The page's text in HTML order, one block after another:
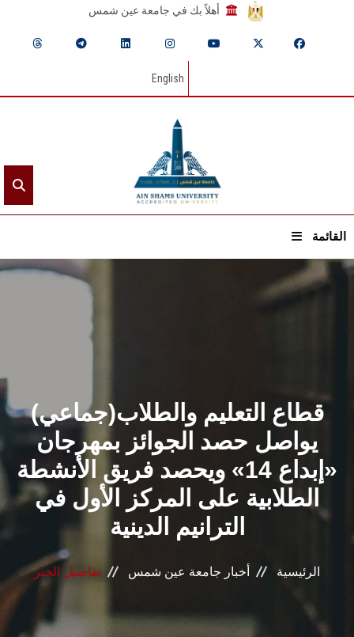
أهلاً بك في جامعة عين شمس
English
القائمة
الشئون الأكاديمية
البحث العلمي
الرعاية الصحية
المراكز والوحدات
الأنظمة الذكية
الإعلام
(جماعي)قطاع التعليم والطلاب
يواصل حصد الجوائز بمهرجان
«إبداع 14» ويحصد فريق الأنشطة
الطلابية على المركز الأول في
الترانيم الدينية
الرئيسية أخبار جامعة عين شمس تفاصيل الخبر